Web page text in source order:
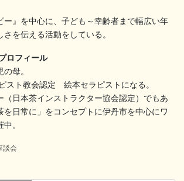
ー』を中心に、子ども～幸齢者まで幅広い年
を伝える活動をしている。
ロフィール
母。
ト教会認定 絵本セラピストになる。
（日本茶インストラクター協会認定）でもあ
を日常に」をコンセプトに伊丹市を中心にワ
。
談会